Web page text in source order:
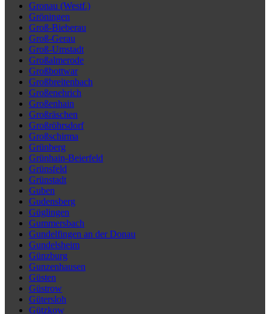
Gronau (Westf.)
Gröningen
Groß-Bieberau
Groß-Gerau
Groß-Umstadt
Großalmerode
Großbottwar
Großbreitenbach
Großenehrich
Großenhain
Großräschen
Großröhrsdorf
Großschirma
Grünberg
Grünhain-Beierfeld
Grünsfeld
Grünstadt
Guben
Gudensberg
Güglingen
Gummersbach
Gundelfingen an der Donau
Gundelsheim
Günzburg
Gunzenhausen
Güsten
Güstrow
Gütersloh
Gützkow